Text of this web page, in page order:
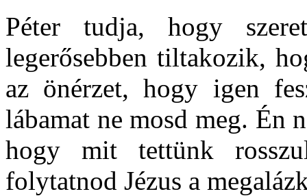
Péter tudja, hogy
legerősebben tiltakozik,
az önérzet, hogy igen
lábamat ne mosd meg. Én
hogy mit tettünk
folytatnod Jézus a